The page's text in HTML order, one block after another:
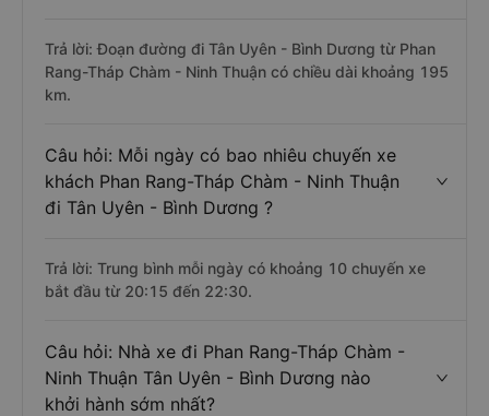
Trả lời: Đoạn đường đi Tân Uyên - Bình Dương từ Phan
Rang-Tháp Chàm - Ninh Thuận có chiều dài khoảng 195
km.
Câu hỏi: Mỗi ngày có bao nhiêu chuyến xe
khách Phan Rang-Tháp Chàm - Ninh Thuận
đi Tân Uyên - Bình Dương ?
Trả lời: Trung bình mỗi ngày có khoảng 10 chuyến xe
bắt đầu từ 20:15 đến 22:30.
Câu hỏi: Nhà xe đi Phan Rang-Tháp Chàm -
Ninh Thuận Tân Uyên - Bình Dương nào
khởi hành sớm nhất?